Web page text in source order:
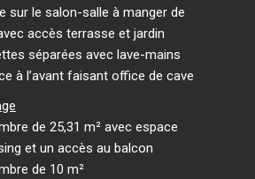
sur le salon-salle à manger de
accès terrasse et jardin
séparées avec lave-mains
à l’avant faisant office de cave
de 25,31 m² avec espace
et un accès au balcon
de 10 m²